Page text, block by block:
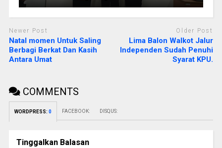
Newer Post
Natal momen Untuk Saling
Berbagi Berkat Dan Kasih
Antara Umat
Older Post
Lima Balon Walkot Jalur
Independen Sudah Penuhi
Syarat KPU.
COMMENTS
WORDPRESS: 0 FACEBOOK: DISQUS:
Tinggalkan Balasan